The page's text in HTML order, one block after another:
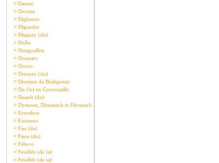
¤ Dantec
¤ Derrien
¤ Digloerec
¤ Digoedec
¤ Disquay (du)
¤ Dollo
¤ Dongoallen
¤ Donnars
¤ Douce
¤ Dresnay (du)
¤ Droniou de Bodigneau
¤ Du (le) en Cornouaille
¤ Duault (de)
¤ Dymoen, Dimanach et Divanach
¤ Ernothon
¤ Euzenou
¤ Fao (du)
¤ Faou (du)
¤ Febvre
¤ Feuillée (de la)
¤ Feuillée (de la)